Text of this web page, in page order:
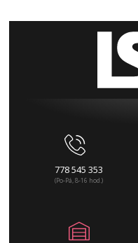
778 545 353
(Po-Pá, 8-16 hod.)